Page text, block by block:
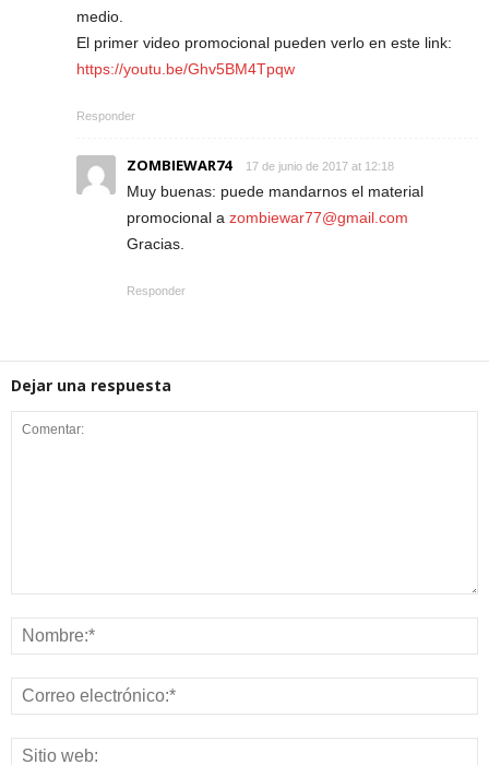
medio.
El primer video promocional pueden verlo en este link:
https://youtu.be/Ghv5BM4Tpqw
Responder
ZOMBIEWAR74 17 de junio de 2017 at 12:18
Muy buenas: puede mandarnos el material
promocional a zombiewar77@gmail.com
Gracias.
Responder
Dejar una respuesta